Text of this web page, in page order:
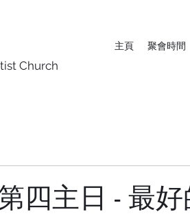
Church
主頁 聚會時間
四主日 - 最